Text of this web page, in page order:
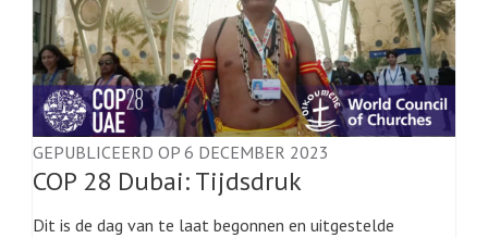
GEPUBLICEERD OP 6 DECEMBER 2023
COP 28 Dubai: Tijdsdruk
Dit is de dag van te laat begonnen en uitgestelde